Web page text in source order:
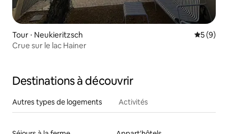
Tour ⋅ Neukieritzsch
5 (9)
Crue sur le lac Hainer
Destinations à découvrir
Autres types de logements Activités